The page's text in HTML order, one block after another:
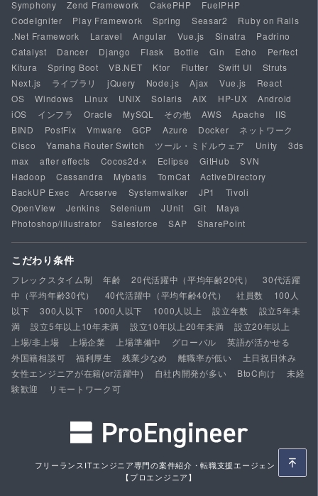
Symphony
Zend Framework CakePHP
FuelPHP
CodeIgniter
Play Framework Spring Seasar2
Ruby on Rails
.Net Framework
Laravel Angular Vue.js Sinatra
Padrino
Catalyst
Dancer Django Flask Bottle Gin Echo
Perfect
Kitura
Spring Boot VB.NET Ktor Flutter Swift UI
Struts
Next.js
ライブラリ jQuery Node.js Ajax Vue.js
React
OS
Windows Linux UNIX Solaris AIX HP-UX
Android
iOS
インフラ Oracle MySQL その他 AWS Apache
IIS
BIND
PostFix Vmware GCP Azure Docker
ネットワーク
Cisco
Yamaha Router Switch ツール・ミドルウェア Unity
3ds
max
after effects Cocos2d-x Eclipse GitHub
SVN
Hadoop
Cassandra Mybatis TomCat
ActiveDirectory
BackUP Exec
Arcserve Systemwalker JP1
Tivoli
OpenView
Jenkins Selenium JUnit Git
Maya
Photoshop/illustrator
Salesforce SAP SharePoint
こだわり条件
フレックスタイム制 年齢 20代活躍中（平均年齢20代）
30代活躍
中（平均年齢30代）
40代活躍中（平均年齢40代） 社員数
100人
以下
300人以下 1000人以下 1000人以上 設立年数
設立5年未
満
設立5年以上10年未満 設立10年以上20年未満
設立20年以上
上場/非上場
上場企業 上場準備中 グローバル
英語が活かせる
外国籍相談可
福利厚生 残業少なめ 離職率が低い
土日祝日休み
女性エンジニアが在籍(or活躍中)
自社内開発が多い BtoC向け
未経
験歓迎
リモートワーク可
フリーランスITエンジニア専門の案件紹介・転職支援エージェント
【プロエンジニア】